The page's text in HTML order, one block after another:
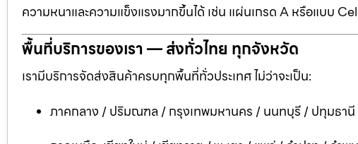
ความหนาและความแข็งแรงมากขึ้นได้ เช่น แผ่นเกรด A หรือแบบ
พื้นที่บริการของเรา — ส่งทั่วไทย ทุกจังหวัด
เรามีบริการจัดส่งสินค้าครบทุกพื้นที่ทั่วประเทศ ไม่ว่าจะเป็น:
ภาคกลาง / ปริมณฑล / กรุงเทพมหานคร / นนทบุรี / ปทุมธา